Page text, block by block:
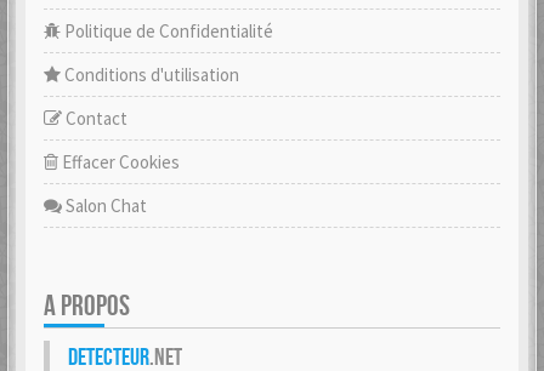
Politique de Confidentialité
Conditions d'utilisation
Contact
Effacer Cookies
Salon Chat
A PROPOS
Detecteur.net